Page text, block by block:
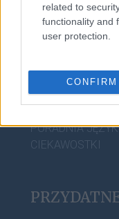
related to
functionality and
user protection.
CONFIRM
WIEDZA
SŁOWNIK
SŁOWNIK
PORADNIA
CIEKAWOSTKI